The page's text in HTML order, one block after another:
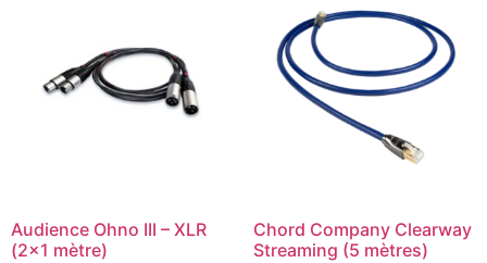
Audience Ohno III – XLR
(2×1 mètre)
Chord Company Clearway
Streaming (5 mètres)